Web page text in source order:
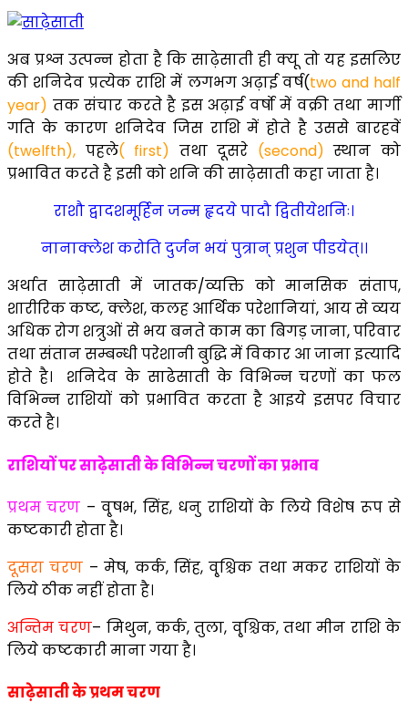
अब प्रश्न उत्पन्न होता है कि साढ़ेसाती ही क्यू तो यह इसलिए
की शनिदेव प्रत्येक राशि में लगभग अढ़ाई वर्ष(two and half
year) तक संचार करते है इस अढ़ाई वर्षो में वक्री तथा मार्गी
गति के कारण शनिदेव जिस राशि में होते है उससे बारहवें
(twelfth), पहले( first) तथा दूसरे (second) स्थान को
प्रभावित करते है इसी को शनि की साढ़ेसाती कहा जाता है।
राशौ द्वादशमूर्हिन जन्म हृदये पादौ द्वितीयेशनिः।
नानाक्लेश करोति दुर्जन भयं पुत्रान् प्रशुन पीडयेत्।।
अर्थात साढ़ेसाती में जातक/व्यक्ति को मानसिक संताप,
शारीरिक कष्ट, क्लेश, कलह आर्थिक परेशानियां, आय से व्यय
अधिक रोग शत्रुओं से भय बनते काम का बिगड़ जाना, परिवार
तथा संतान सम्बन्धी परेशानी बुद्धि में विकार आ जाना इत्यादि
होते है। शनिदेव के साढेसाती के विभिन्न चरणों का फल
विभिन्न राशियों को प्रभावित करता है आइये इसपर विचार
करते है।
राशियों पर साढ़ेसाती के विभिन्न चरणों का प्रभाव
प्रथम चरण – वृ्षभ, सिंह, धनु राशियों के लिये विशेष रूप से
कष्टकारी होता है।
दूसरा चरण – मेष, कर्क, सिंह, वृ्श्चिक तथा मकर राशियों के
लिये ठीक नहीं होता है।
अन्तिम चरण– मिथुन, कर्क, तुला, वृ्श्चिक, तथा मीन राशि के
लिये कष्टकारी माना गया है।
साढ़ेसाती के प्रथम चरण